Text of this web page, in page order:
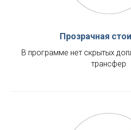
Прозрачная
В программе нет скрытых
трансфер